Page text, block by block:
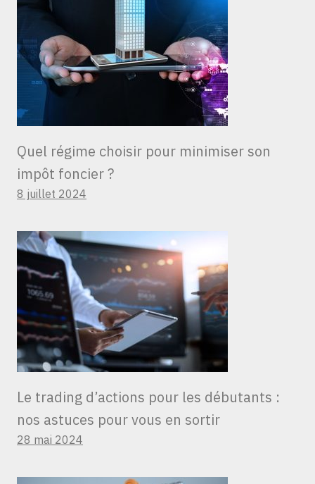
Quel régime choisir pour minimiser son
impôt foncier ?
8 juillet 2024
Le trading d’actions pour les débutants :
nos astuces pour vous en sortir
28 mai 2024